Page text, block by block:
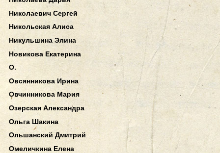
Николаевич Сергей
Никольская Алиса
Никульшина Элина
Новикова Екатерина
О.
Овсянникова Ирина
Овчинникова Мария
Озерская Александра
Ольга Шакина
Ольшанский Дмитрий
Омеличкина Елена